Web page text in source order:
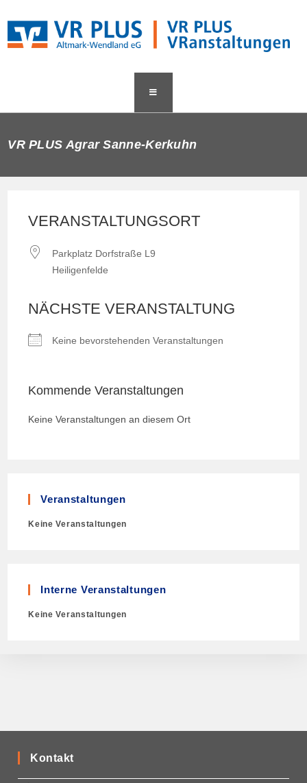
springen
VR PLUS Agrar Sanne-Kerkuhn
VERANSTALTUNGSORT
Parkplatz Dorfstraße L9
Heiligenfelde
NÄCHSTE VERANSTALTUNG
Keine bevorstehenden Veranstaltungen
Kommende Veranstaltungen
Keine Veranstaltungen an diesem Ort
Veranstaltungen
Keine Veranstaltungen
Interne Veranstaltungen
Keine Veranstaltungen
Kontakt